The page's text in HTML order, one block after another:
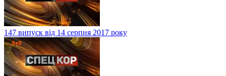
147 випуск від 14 серпня 2017 року